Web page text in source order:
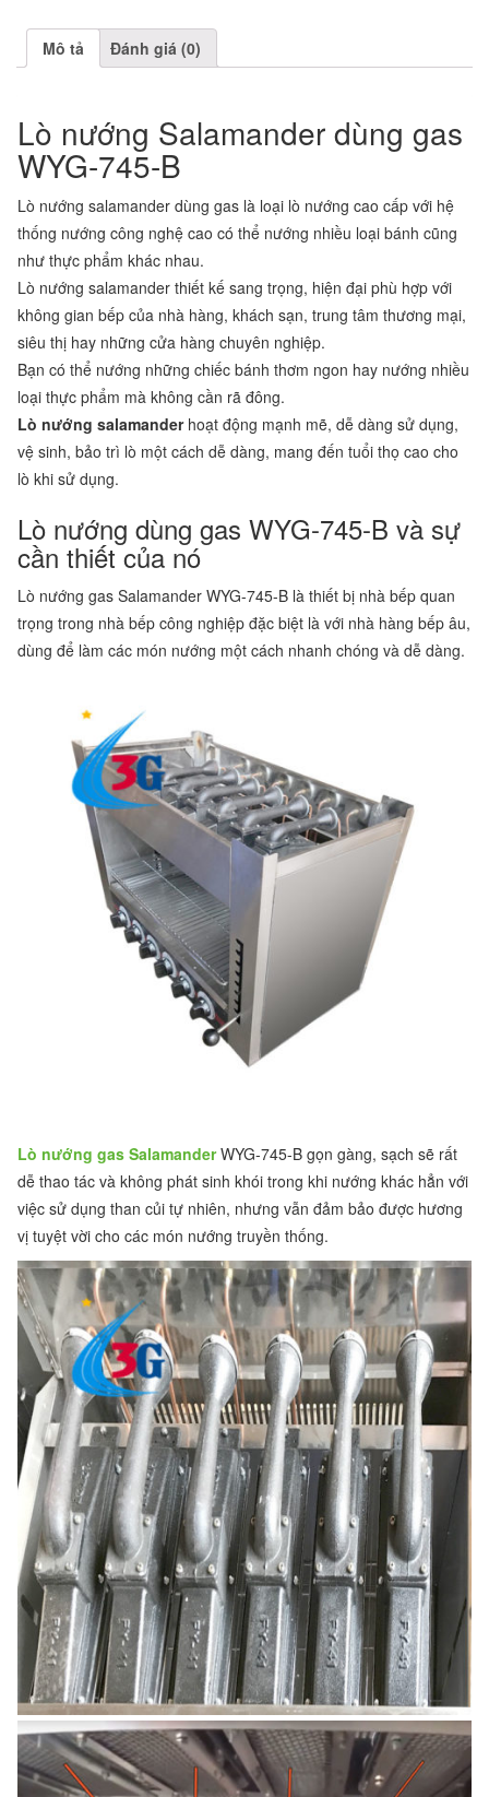
Mô tả Đánh giá (0)
Lò nướng Salamander dùng gas
WYG-745-B
Lò nướng salamander dùng gas là loại lò nướng cao cấp với hệ
thống nướng công nghệ cao có thể nướng nhiều loại bánh cũng
như thực phẩm khác nhau.
Lò nướng salamander thiết kế sang trọng, hiện đại phù hợp với
không gian bếp của nhà hàng, khách sạn, trung tâm thương mại,
siêu thị hay những cửa hàng chuyên nghiệp.
Bạn có thể nướng những chiếc bánh thơm ngon hay nướng nhiều
loại thực phẩm mà không cần rã đông.
Lò nướng salamanderhoạt động mạnh mẽ, dễ dàng sử dụng,
vệ sinh, bảo trì lò một cách dễ dàng, mang đến tuổi thọ cao cho
lò khi sử dụng.
Lò nướng dùng gas WYG-745-B và sự
cần thiết của nó
Lò nướng gas Salamander WYG-745-B là thiết bị nhà bếp quan
trọng trong nhà bếp công nghiệp đặc biệt là với nhà hàng bếp âu,
dùng để làm các món nướng một cách nhanh chóng và dễ dàng.
Lò nướng gas SalamanderWYG-745-B gọn gàng, sạch sẽ rất
dễ thao tác và không phát sinh khói trong khi nướng khác hẳn với
việc sử dụng than củi tự nhiên, nhưng vẫn đảm bảo được hương
vị tuyệt vời cho các món nướng truyền thống.